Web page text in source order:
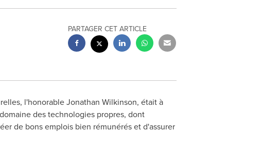
PARTAGER CET ARTICLE
l'honorableJonathan Wilkinson, était à
des technologies propres, dont
de bons emplois bien rémunérés et d'assurer